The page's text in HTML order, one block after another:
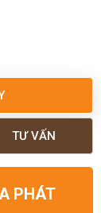
TƯ VẤN
PHÁT